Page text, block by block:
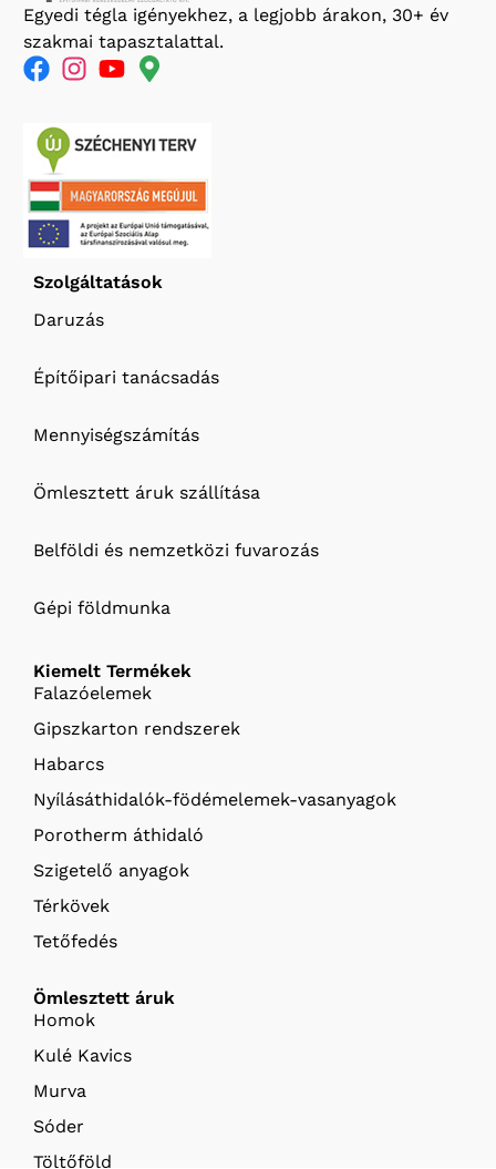
Egyedi tégla igényekhez, a legjobb árakon, 30+ év
szakmai tapasztalattal.
Szolgáltatások
Daruzás
Építőipari tanácsadás
Mennyiségszámítás
Ömlesztett áruk szállítása
Belföldi és nemzetközi fuvarozás
Gépi földmunka
Kiemelt Termékek
Falazóelemek
Gipszkarton rendszerek
Habarcs
Nyílásáthidalók-födémelemek-vasanyagok
Porotherm áthidaló
Szigetelő anyagok
Térkövek
Tetőfedés
Ömlesztett áruk
Homok
Kulé Kavics
Murva
Sóder
Töltőföld